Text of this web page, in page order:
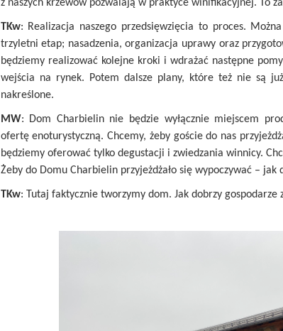
z naszych krzewów pozwalają w praktyce winifikacyjnej. To
TKw: Realizacja naszego przedsięwzięcia to proces.
trzyletni etap; nasadzenia, organizacja uprawy oraz
będziemy realizować kolejne kroki i wdrażać następne
wejścia na rynek. Potem dalsze plany, które też nie są
nakreślone.
MW: Dom Charbielin nie będzie wyłącznie miejscem
ofertę enoturystyczną. Chcemy, żeby goście do nas
będziemy oferować tylko degustacji i zwiedzania winnicy.
Żeby do Domu Charbielin przyjeżdżało się wypoczywać – jak
TKw: Tutaj faktycznie tworzymy dom. Jak dobrzy gospodarze